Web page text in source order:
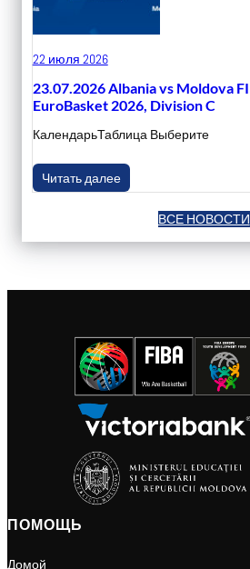
22 июля 2026
23.07.2026 Albania vs Moldova
EuroBasket 2026, Division C
КалендарьТаблица Выберите
Читать далее
ВСЕ НОВОСТИ
ПОМОЩЬ
Домой